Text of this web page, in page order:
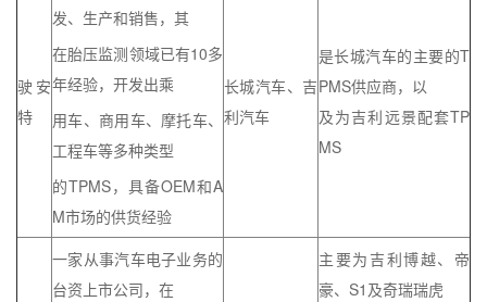
驶安
特
发、生产和销售，其
在胎压监测领域已有10多
年经验，开发出乘
用车、商用车、摩托车、
工程车等多种类型
的TPMS，具备OEM和A
M市场的供货经验
长城汽车、吉
利汽车
是长城汽车的主要的T
PMS供应商，以
及为吉利远景配套TP
MS
一家从事汽车电子业务的
台资上市公司，在
主要为吉利博越、帝
豪、S1及奇瑞瑞虎